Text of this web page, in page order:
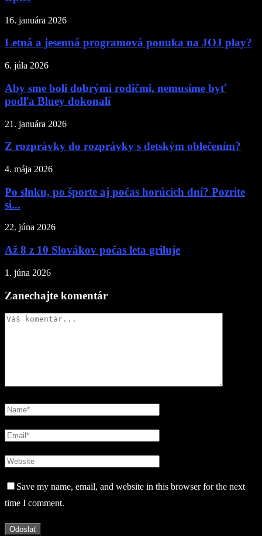
16. januára 2026
Letná a jesenná programová ponuka na JOJ play?
6. júla 2026
Aby sme boli dobrými rodičmi, nemusíme byť
podľa Bluey dokonalí
21. januára 2026
Z rozprávky do rozprávky s detským oblečením?
4. mája 2026
Po slnku, po športe aj počas horúcich dní? Pozrite
si...
22. júna 2026
Až 8 z 10 Slovákov počas leta griluje
1. júna 2026
Zanechajte komentár
Save my name, email, and website in this browser for the next
time I comment.